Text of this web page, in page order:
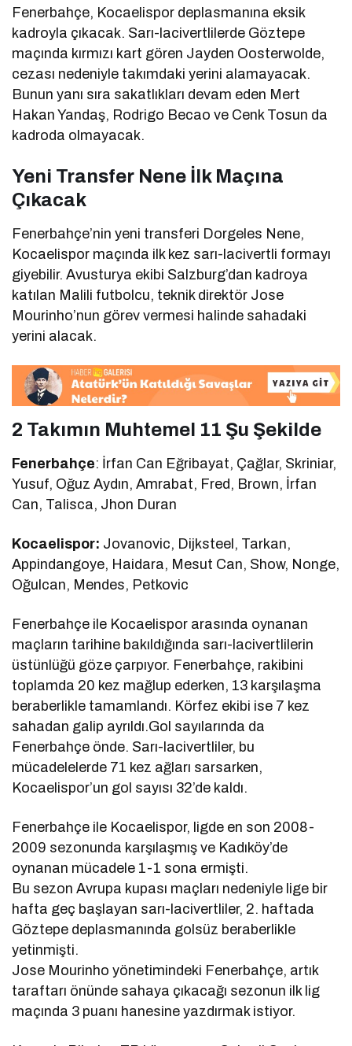
Fenerbahçe, Kocaelispor deplasmanına eksik
kadroyla çıkacak. Sarı-lacivertlilerde Göztepe
maçında kırmızı kart gören Jayden Oosterwolde,
cezası nedeniyle takımdaki yerini alamayacak.
Bunun yanı sıra sakatlıkları devam eden Mert
Hakan Yandaş, Rodrigo Becao ve Cenk Tosun da
kadroda olmayacak.
Yeni Transfer Nene İlk Maçına
Çıkacak
Fenerbahçe’nin yeni transferi Dorgeles Nene,
Kocaelispor maçında ilk kez sarı-lacivertli formayı
giyebilir. Avusturya ekibi Salzburg’dan kadroya
katılan Malili futbolcu, teknik direktör Jose
Mourinho’nun görev vermesi halinde sahadaki
yerini alacak.
2 Takımın Muhtemel 11 Şu Şekilde
Fenerbahçe: İrfan Can Eğribayat, Çağlar, Skriniar,
Yusuf, Oğuz Aydın, Amrabat, Fred, Brown, İrfan
Can, Talisca, Jhon Duran
Kocaelispor: Jovanovic, Dijksteel, Tarkan,
Appindangoye, Haidara, Mesut Can, Show, Nonge,
Oğulcan, Mendes, Petkovic
Fenerbahçe ile Kocaelispor arasında oynanan
maçların tarihine bakıldığında sarı-lacivertlilerin
üstünlüğü göze çarpıyor. Fenerbahçe, rakibini
toplamda 20 kez mağlup ederken, 13 karşılaşma
beraberlikle tamamlandı. Körfez ekibi ise 7 kez
sahadan galip ayrıldı.Gol sayılarında da
Fenerbahçe önde. Sarı-lacivertliler, bu
mücadelelerde 71 kez ağları sarsarken,
Kocaelispor’un gol sayısı 32’de kaldı.
Fenerbahçe ile Kocaelispor, ligde en son 2008-
2009 sezonunda karşılaşmış ve Kadıköy’de
oynanan mücadele 1-1 sona ermişti.
Bu sezon Avrupa kupası maçları nedeniyle lige bir
hafta geç başlayan sarı-lacivertliler, 2. haftada
Göztepe deplasmanında golsüz beraberlikle
yetinmişti.
Jose Mourinho yönetimindeki Fenerbahçe, artık
taraftarı önünde sahaya çıkacağı sezonun ilk lig
maçında 3 puanı hanesine yazdırmak istiyor.